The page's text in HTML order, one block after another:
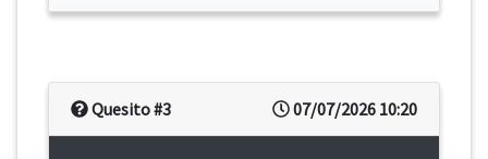
07/07/2026 10:20
Quesito #3